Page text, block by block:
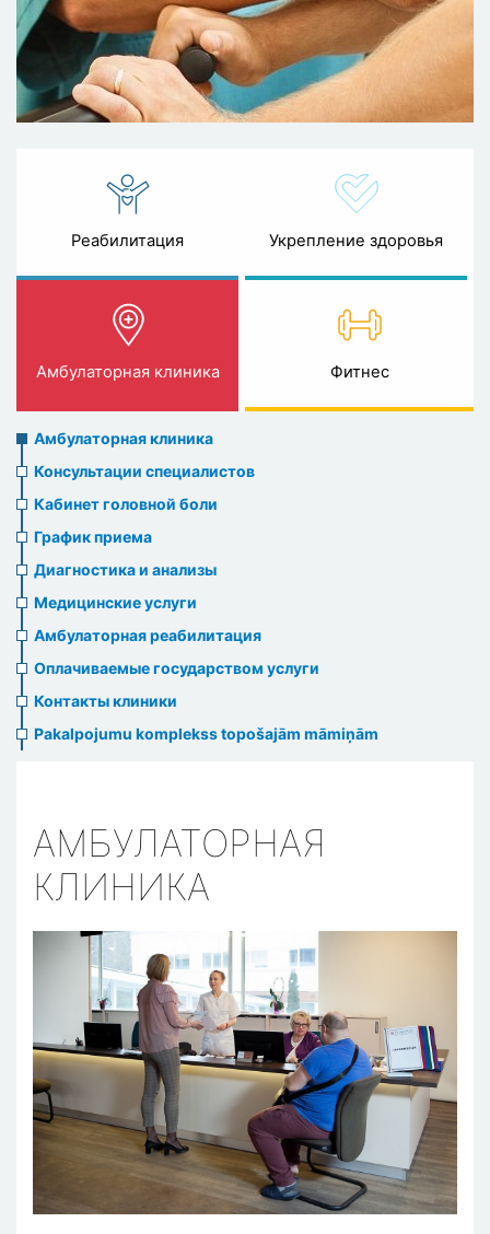
Реабилитация Укрепление здоровья
Амбулаторная клиника Фитнес
Ambulatory
clinic
menu
Амбулаторная клиника
Консультации специалистов
Кабинет головной боли
График приема
Диагностика и анализы
Медицинские услуги
Амбулаторная реабилитация
Оплачиваемые государством услуги
Контакты клиники
Pakalpojumu komplekss topošajām māmiņām
АМБУЛАТОРНАЯ
КЛИНИКА